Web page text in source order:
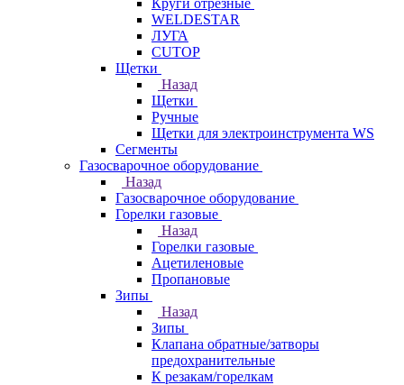
Круги отрезные
WELDESTAR
ЛУГА
CUTOP
Щетки
Назад
Щетки
Ручные
Щетки для электроинструмента WS
Сегменты
Газосварочное оборудование
Назад
Газосварочное оборудование
Горелки газовые
Назад
Горелки газовые
Ацетиленовые
Пропановые
Зипы
Назад
Зипы
Клапана обратные/затворы
предохранительные
К резакам/горелкам